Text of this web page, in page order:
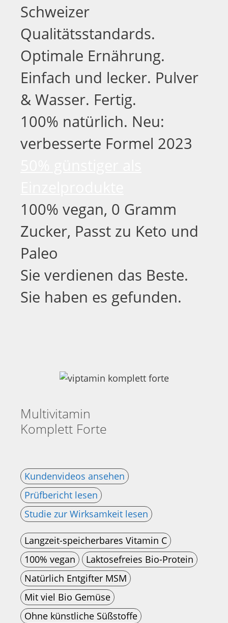
Schweizer
Qualitätsstandards.
Optimale Ernährung.
Einfach und lecker. Pulver
& Wasser. Fertig.
100% natürlich. Neu:
verbesserte Formel 2023
100% vegan, 0 Gramm
Zucker, Passt zu Keto und
Paleo
Sie verdienen das Beste.
Sie haben es gefunden.
Multivitamin
Komplett Forte
Kundenvideos ansehen
Prüfbericht lesen
Studie zur Wirksamkeit lesen
Langzeit-speicherbares Vitamin C
100% vegan
Laktosefreies Bio-Protein
Natürlich Entgifter MSM
Mit viel Bio Gemüse
Ohne künstliche Süßstoffe